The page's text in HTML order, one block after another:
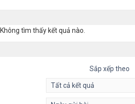
Không tìm thấy kết quả nào.
Sắp xếp theo